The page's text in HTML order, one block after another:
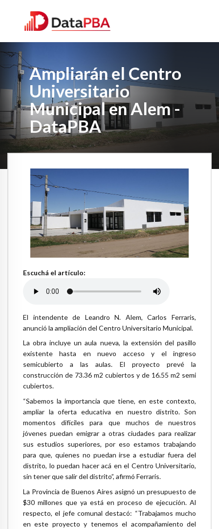
Ampliarán el Centro
Universitario
Municipal en Alem -
DataPBA
Escuchá el artículo:
El intendente de Leandro N. Alem, Carlos Ferraris,
anunció la ampliación del Centro Universitario Municipal.
La obra incluye un aula nueva, la extensión del pasillo
existente hasta en nuevo acceso y el ingreso
semicubierto a las aulas. El proyecto prevé la
construcción de 73.36 m2 cubiertos y de 16.55 m2 semi
cubiertos.
“Sabemos la importancia que tiene, en este contexto,
ampliar la oferta educativa en nuestro distrito. Son
momentos difíciles para que muchos de nuestros
jóvenes puedan emigrar a otras ciudades para realizar
sus estudios superiores, por eso estamos trabajando
para que, quienes no puedan irse a estudiar fuera del
distrito, lo puedan hacer acá en el Centro Universitario,
sin tener que salir del distrito”, afirmó Ferraris.
La Provincia de Buenos Aires asignó un presupuesto de
$30 millones que ya está en proceso de ejecución. Al
respecto, el jefe comunal destacó: “Trabajamos mucho
en este proyecto y tenemos el acompañamiento del